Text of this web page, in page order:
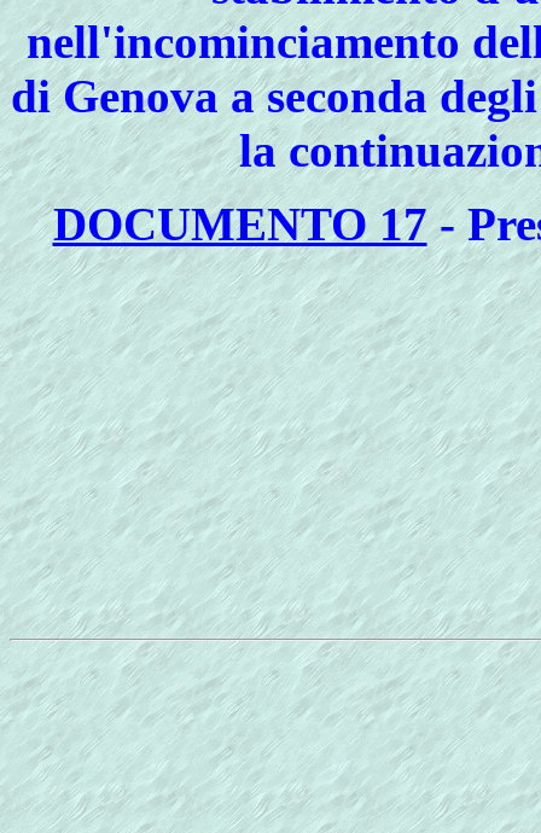
nell'incominciamento
di Genova a seconda
la
DOCUMENTO 17-